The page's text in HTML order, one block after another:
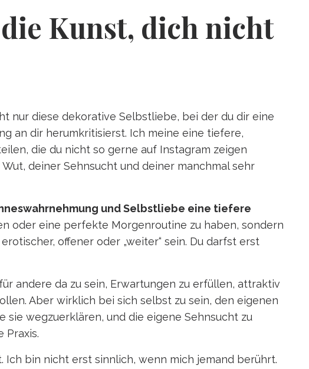
Kunst, dich nicht
nur diese dekorative Selbstliebe, bei der du dir eine
an dir herumkritisierst. Ich meine eine tiefere,
die du nicht so gerne auf Instagram zeigen
deiner Sehnsucht und deiner manchmal sehr
und Selbstliebe eine tiefere
oder eine perfekte Morgenroutine zu haben, sondern
offener oder „weiter“ sein. Du darfst erst
andere da zu sein, Erwartungen zu erfüllen, attraktiv
Aber wirklich bei sich selbst zu sein, den eigenen
wegzuerklären, und die eigene Sehnsucht zu
Praxis.
bin nicht erst sinnlich, wenn mich jemand berührt.